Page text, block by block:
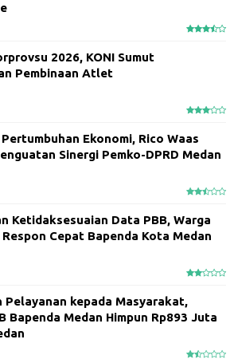
2026, KONI Sumut
Pembinaan Atlet
Ekonomi, Rico Waas
Sinergi Pemko-DPRD Medan
Ketidaksesuaian Data PBB, Warga
Cepat Bapenda Kota Medan
Pelayanan kepada Masyarakat,
Bapenda Medan Himpun Rp893 Juta